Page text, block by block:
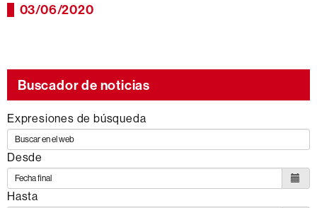
03/06/2020
Buscador de noticias
Expresiones de búsqueda
Desde
Hasta